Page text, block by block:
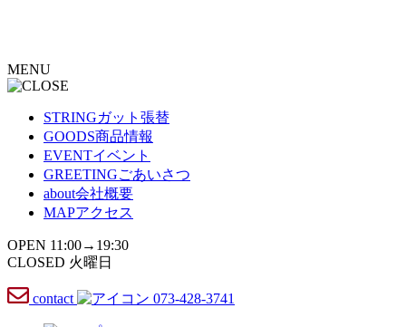
ン
ツ
MENU
STRINGガット張替
GOODS商品情報
EVENTイベント
GREETINGごあいさつ
about会社概要
MAPアクセス
OPEN 11:00→19:30
CLOSED 火曜日
contact 073-428-3741